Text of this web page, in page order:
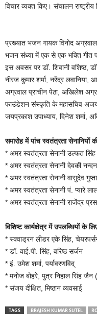
विचार व्यक्त किए। संचालन राष्ट्रीय
प्रख्यात भजन गायक विनोद अग्रवाल
भजन संध्या में एक से एक भक्ति गीत
इस अवसर पर डॉ. शिवानी वशिष्ठ,
नीरज कुमार शर्मा, नरेंद्र लवानिया,
अग्रवाल प्राचीन पेठा, अखिलेश
फाउंडेशन संस्कृति के महासचिव अजय
जयप्रकाश उपाध्याय, दिनेश शर्मा,
समारोह में पांच स्वतंत्रता सेनानियों
* अमर स्वतंत्रता सेनानी उल्फत सिंह
* अमर स्वतंत्रता सेनानी देवकी
* अमर स्वतंत्रता सेनानी वासुदेव
* अमर स्वतंत्रता सेनानी पं. प्यारे
* अमर स्वतंत्रता सेनानी राजेंद्र
विशिष्ट कार्यक्षेत्र में उपलब्धियों के
* स्क्वाड्रन लीडर एके सिंह,
* डॉ. वाई.पी. सिंह, वरिष्ठ सर्जन
* इं. उमेश शर्मा, पर्यावरणविद्
* मनोज बोहरे, पुत्र निहाल सिंह जैन
* संजय दीक्षित, मिष्ठान व्यवसाई
TAGS BRAJESH KUMAR SUTEL